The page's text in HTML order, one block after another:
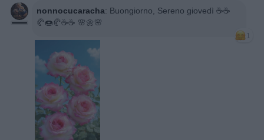
nonnocucaracha: Buongiorno, Sereno giovedì ☕️☕️
🥐🍩🥐☕☕ 🌸🌼🌸
1